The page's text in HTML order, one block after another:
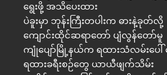
ရွေးဖို့ အသိပေးထား
ပဲခူးမှာ ဘုန်းကြီးတပါးက ဓားနဲ့ခုတ်လို့
ကျောင်းထိုင်ဆရာတော် ပျံလွန်တော်မူ
ကျုံပျော်မြို့နယ်က ရထားသံလမ်းပေါ်
ရထားခရီးစဉ်တွေ ယာယီဖျက်သိမ်း